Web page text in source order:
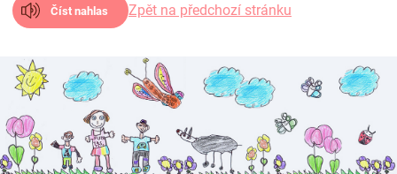
Číst nahlas Zpět na předchozí stránku